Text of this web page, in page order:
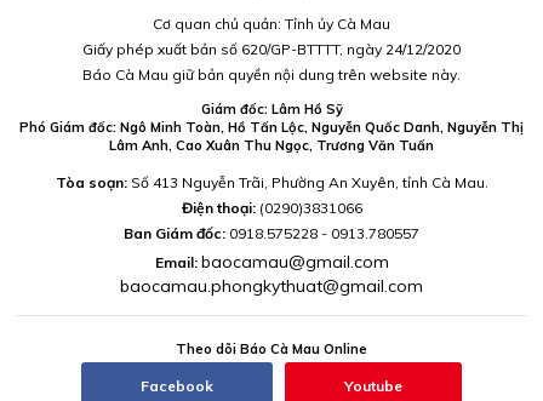
Cơ quan chủ quản: Tỉnh ủy Cà Mau
Giấy phép xuất bản số 620/GP-BTTTT, ngày 24/12/2020
Báo Cà Mau giữ bản quyền nội dung trên website này.
Giám đốc: Lâm Hồ Sỹ
Phó Giám đốc: Ngô Minh Toàn, Hồ Tấn Lộc, Nguyễn Quốc Danh, Nguyễn Thị
Lâm Anh, Cao Xuân Thu Ngọc, Trương Văn Tuấn
Tòa soạn:Số 413 Nguyễn Trãi, Phường An Xuyên, tỉnh Cà Mau.
Điện thoại: (0290)3831066
Ban Giám đốc: 0918.575228 - 0913.780557
Email: baocamau@gmail.com
baocamau.phongkythuat@gmail.com
Theo dõi Báo Cà Mau Online
Facebook Youtube